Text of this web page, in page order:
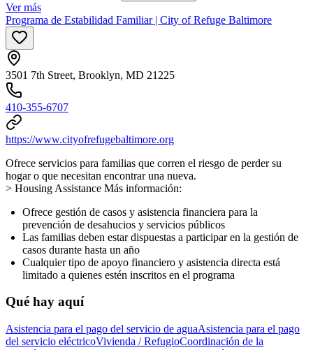
Ver más
Programa de Estabilidad Familiar | City of Refuge Baltimore
3501 7th Street, Brooklyn, MD 21225
410-355-6707
https://www.cityofrefugebaltimore.org
Ofrece servicios para familias que corren el riesgo de perder su
hogar o que necesitan encontrar una nueva.
> Housing Assistance Más información:
Ofrece gestión de casos y asistencia financiera para la
prevención de desahucios y servicios públicos
Las familias deben estar dispuestas a participar en la gestión de
casos durante hasta un año
Cualquier tipo de apoyo financiero y asistencia directa está
limitado a quienes estén inscritos en el programa
Qué hay aquí
Asistencia para el pago del servicio de aguaAsistencia para el pago
del servicio eléctricoVivienda / RefugioCoordinación de la